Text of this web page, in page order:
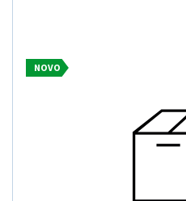
NOVO